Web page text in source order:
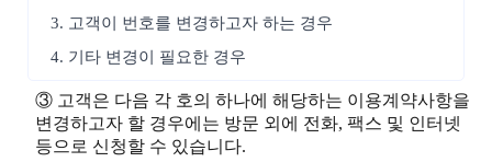
3. 고객이 번호를 변경하고자 하는 경우
4. 기타 변경이 필요한 경우
③ 고객은 다음 각 호의 하나에 해당하는 이용계약사항을
변경하고자 할 경우에는 방문 외에 전화, 팩스 및 인터넷
등으로 신청할 수 있습니다.